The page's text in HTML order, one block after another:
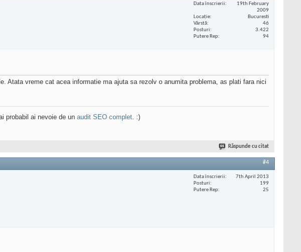
Data înscrierii
19th February
2009
Locaţie
Bucuresti
Vârstă
46
Posturi
3.422
Putere Rep
94
Atata vreme cat acea informatie ma ajuta sa rezolv o anumita problema, as plati fara nici
probabil ai nevoie de un audit SEO complet. :)
Răspunde cu citat
#4
Data înscrierii
7th April 2013
Posturi
199
Putere Rep
25